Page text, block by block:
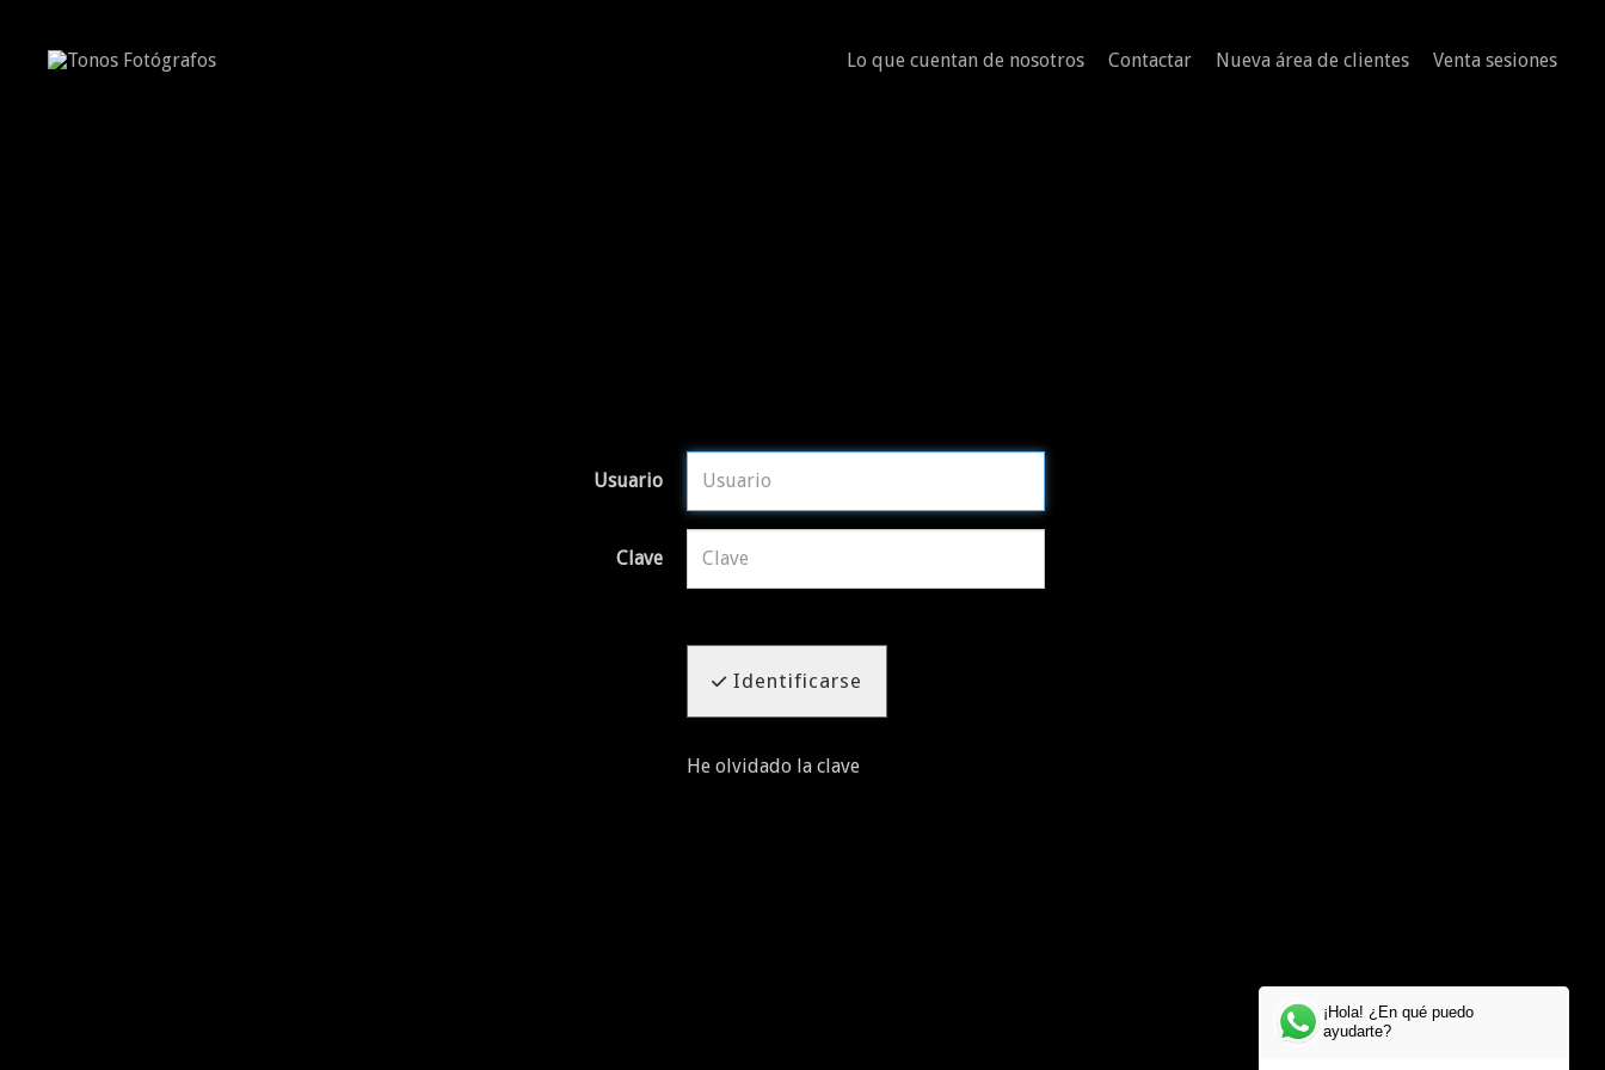
Lo que cuentan de nosotros Contactar Nueva área de clientes Venta sesiones
Usuario
Clave
Identificarse
He olvidado la clave
¡Hola! ¿En qué puedo
ayudarte?